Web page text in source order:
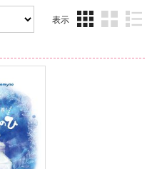
表示
ム
ム
ム